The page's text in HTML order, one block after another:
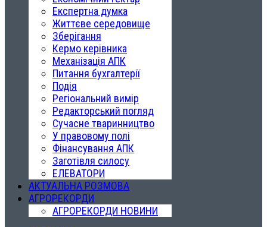
Експертна думка
Життєве середовище
Зберігання
Кермо керівника
Механізація АПК
Питання бухгалтерії
Подія
Регіональний вимір
Редакторський погляд
Сучасне тваринництво
У правовому полі
Фінансування АПК
Заготівля силосу
ЕЛЕВАТОРИ
АКТУАЛЬНА РОЗМОВА
АГРОРЕКОРДИ
АГРОРЕКОРДИ НОВИНИ